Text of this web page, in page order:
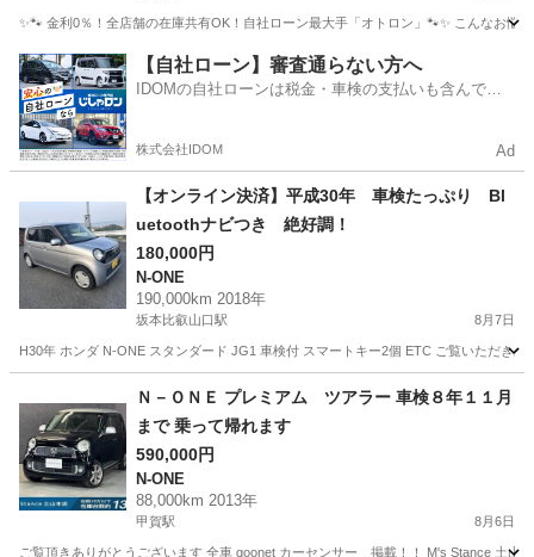
✨🐾 金利0％！全店舗の在庫共有OK！自社ローン最大手「オトロン」🐾✨ こんなお
滋賀 米原市 N-ONE 車両
【自社ローン】審査通らない方へ
IDOMの自社ローンは税金・車検の支払いも含んでい
株式会社IDOM Ad
【オンライン決済】平成30年 車検たっぷり Bl
uetoothナビつき 絶好調！
180,000円
N-ONE
190,000km 2018年
坂本比叡山口駅 8月7日
H30年 ホンダ N-ONE スタンダード JG1 車検付 スマートキー2個 ETC ご覧いただき
坂本比叡山口駅 N-ONE
Ｎ－ＯＮＥ プレミアム ツアラー 車検８年１１月
まで 乗って帰れます
590,000円
N-ONE
88,000km 2013年
甲賀駅 8月6日
ご覧頂きありがとうございます 全車 goonet カーセンサー 掲載！！ M's Stance 土